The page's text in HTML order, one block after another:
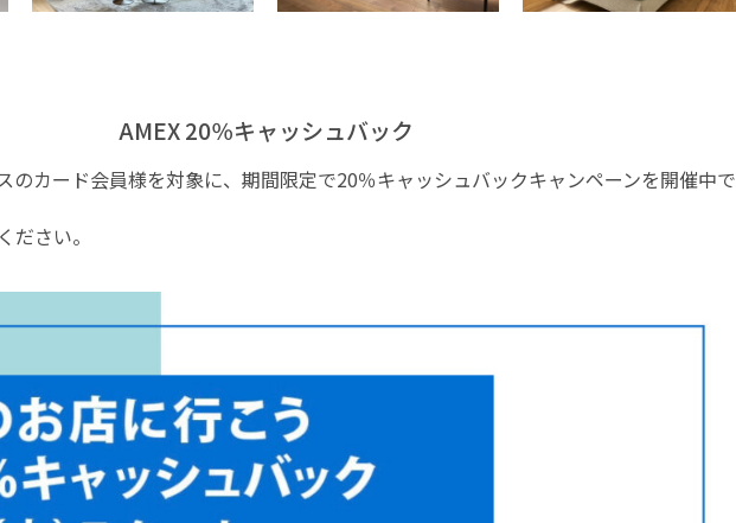
AMEX 20％キャッシュバック
のカード会員様を対象に、期間限定で20％キャッシュバックキャンペーンを開催中で
ださい。